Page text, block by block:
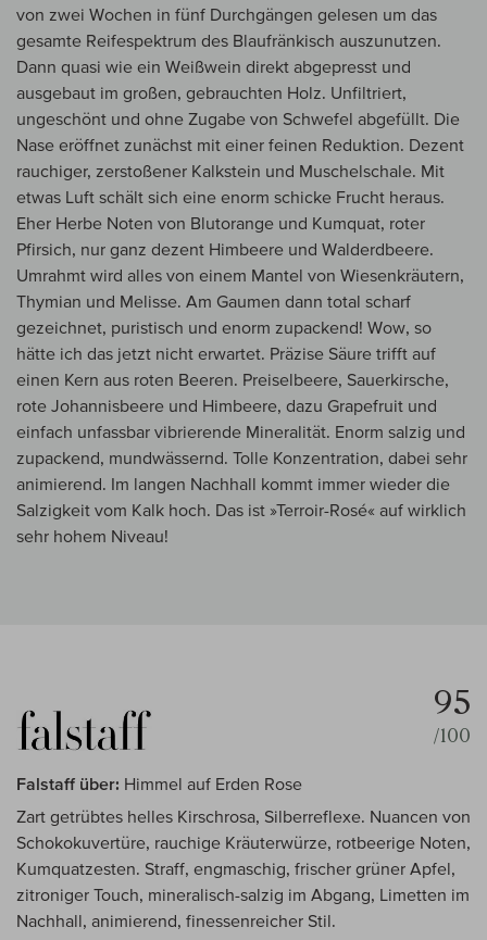
von zwei Wochen in fünf Durchgängen gelesen um das
gesamte Reifespektrum des Blaufränkisch auszunutzen.
Dann quasi wie ein Weißwein direkt abgepresst und
ausgebaut im großen, gebrauchten Holz. Unfiltriert,
ungeschönt und ohne Zugabe von Schwefel abgefüllt. Die
Nase eröffnet zunächst mit einer feinen Reduktion. Dezent
rauchiger, zerstoßener Kalkstein und Muschelschale. Mit
etwas Luft schält sich eine enorm schicke Frucht heraus.
Eher Herbe Noten von Blutorange und Kumquat, roter
Pfirsich, nur ganz dezent Himbeere und Walderdbeere.
Umrahmt wird alles von einem Mantel von Wiesenkräutern,
Thymian und Melisse. Am Gaumen dann total scharf
gezeichnet, puristisch und enorm zupackend! Wow, so
hätte ich das jetzt nicht erwartet. Präzise Säure trifft auf
einen Kern aus roten Beeren. Preiselbeere, Sauerkirsche,
rote Johannisbeere und Himbeere, dazu Grapefruit und
einfach unfassbar vibrierende Mineralität. Enorm salzig und
zupackend, mundwässernd. Tolle Konzentration, dabei sehr
animierend. Im langen Nachhall kommt immer wieder die
Salzigkeit vom Kalk hoch. Das ist »Terroir-Rosé« auf wirklich
sehr hohem Niveau!
95
/100
Falstaff über: Himmel auf Erden Rose
Zart getrübtes helles Kirschrosa, Silberreflexe. Nuancen von
Schokokuvertüre, rauchige Kräuterwürze, rotbeerige Noten,
Kumquatzesten. Straff, engmaschig, frischer grüner Apfel,
zitroniger Touch, mineralisch-salzig im Abgang, Limetten im
Nachhall, animierend, finessenreicher Stil.